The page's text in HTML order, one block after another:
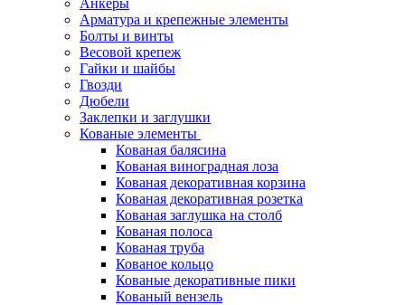
Арматура и крепежные элементы
Болты и винты
Весовой крепеж
Гайки и шайбы
Гвозди
Дюбели
Заклепки и заглушки
Кованые элементы
Кованая балясина
Кованая виноградная лоза
Кованая декоративная корзина
Кованая декоративная розетка
Кованая заглушка на столб
Кованая полоса
Кованая труба
Кованое кольцо
Кованые декоративные пики
Кованый вензель